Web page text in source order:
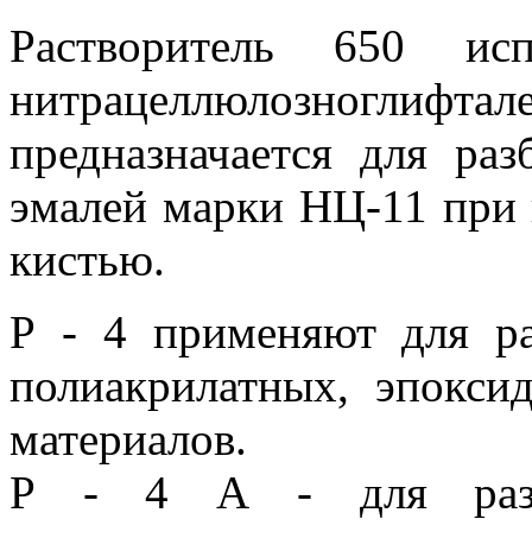
Растворитель 650
предназначается для
эмалей марки НЦ-11 при
кистью.
Р - 4 применяют для
полиакрилатных,
материалов.
Р - 4 А - для